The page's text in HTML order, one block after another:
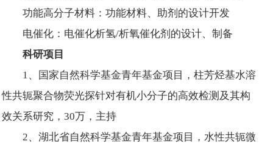
功能高分子材料：功能材料、助剂的设计开发
电催化：电催化析氢/析氧催化剂的设计、制备
科研项目
1、国家自然科学基金青年基金项目，柱芳烃基水溶
性共轭聚合物荧光探针对有机小分子的高效检测及其构
效关系研究，30万，主持
2、湖北省自然科学基金青年基金项目，水性共轭微